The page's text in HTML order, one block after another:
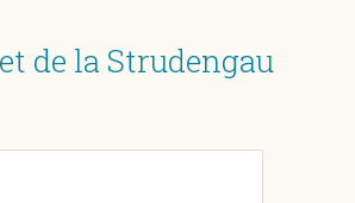
de la Strudengau